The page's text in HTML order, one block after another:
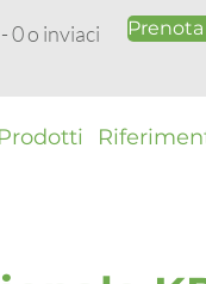
0 o inviaci